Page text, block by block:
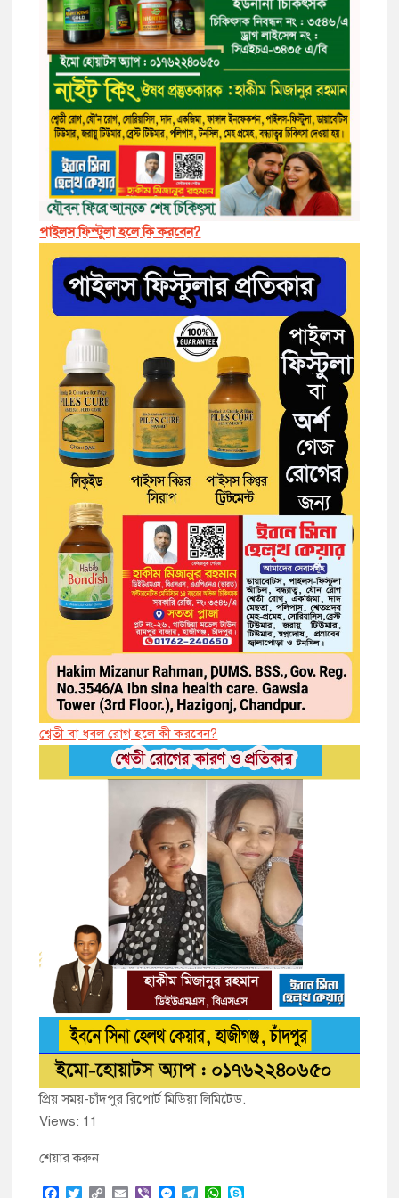
পাইলস ফিস্টুলা হলে কি করবেন?
শ্বেতী বা ধবল রোগ হলে কী করবেন?
প্রিয় সময়-চাঁদপুর রিপোর্ট মিডিয়া লিমিটেড.
Views: 11
শেয়ার করুন
F
T
C
E
V
M
T
W